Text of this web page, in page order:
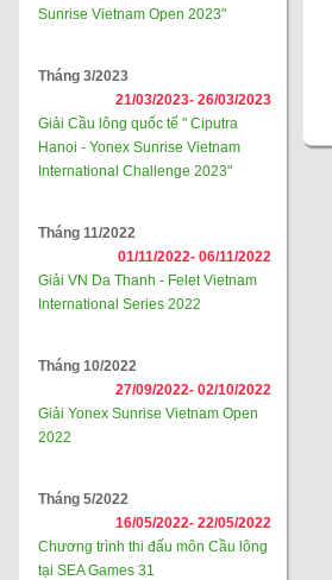
Sunrise Vietnam Open 2023"
Tháng 3/2023
21/03/2023- 26/03/2023
Giải Cầu lông quốc tế " Ciputra
Hanoi - Yonex Sunrise Vietnam
International Challenge 2023"
Tháng 11/2022
01/11/2022- 06/11/2022
Giải VN Da Thanh - Felet Vietnam
International Series 2022
Tháng 10/2022
27/09/2022- 02/10/2022
Giải Yonex Sunrise Vietnam Open
2022
Tháng 5/2022
16/05/2022- 22/05/2022
Chương trình thi đấu môn Cầu lông
tại SEA Games 31